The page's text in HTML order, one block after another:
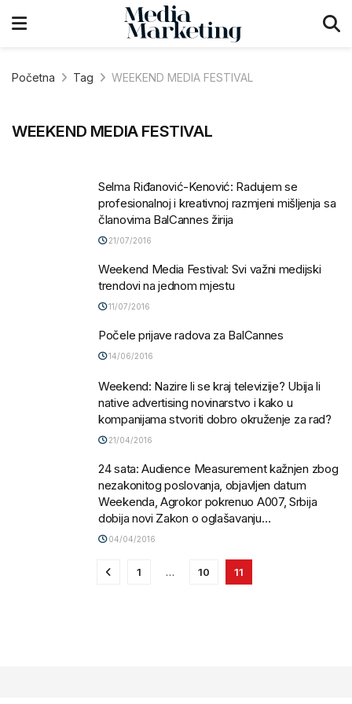
Početna Tag WEEKEND MEDIA FESTIVAL
WEEKEND MEDIA FESTIVAL
Selma Riđanović-Kenović: Radujem se
profesionalnoj i kreativnoj razmjeni mišljenja sa
članovima BalCannes žirija
21/07/2016
Weekend Media Festival: Svi važni medijski
trendovi na jednom mjestu
11/07/2016
Počele prijave radova za BalCannes
14/06/2016
Weekend: Nazire li se kraj televizije? Ubija li
native advertising novinarstvo i kako u
kompanijama stvoriti dobro okruženje za rad?
21/04/2016
24 sata: Audience Measurement kažnjen zbog
nezakonitog poslovanja, objavljen datum
Weekenda, Agrokor pokrenuo A007, Srbija
dobija novi Zakon o oglašavanju…
04/04/2016
1 … 10 11